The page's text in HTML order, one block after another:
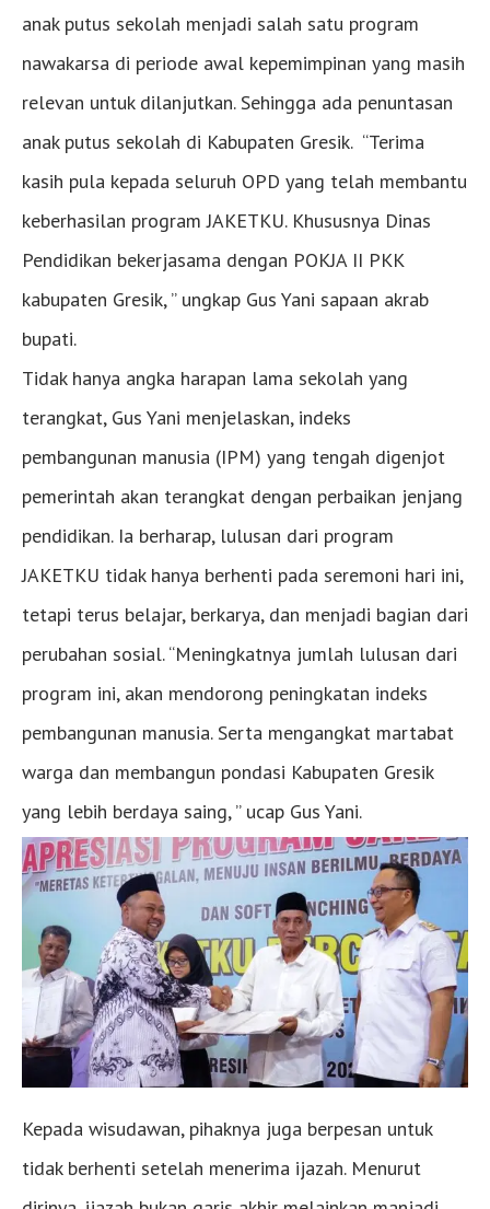
anak putus sekolah menjadi salah satu program
nawakarsa di periode awal kepemimpinan yang masih
relevan untuk dilanjutkan. Sehingga ada penuntasan
anak putus sekolah di Kabupaten Gresik. “Terima
kasih pula kepada seluruh OPD yang telah membantu
keberhasilan program JAKETKU. Khususnya Dinas
Pendidikan bekerjasama dengan POKJA II PKK
kabupaten Gresik, ” ungkap Gus Yani sapaan akrab
bupati.
Tidak hanya angka harapan lama sekolah yang
terangkat, Gus Yani menjelaskan, indeks
pembangunan manusia (IPM) yang tengah digenjot
pemerintah akan terangkat dengan perbaikan jenjang
pendidikan. Ia berharap, lulusan dari program
JAKETKU tidak hanya berhenti pada seremoni hari ini,
tetapi terus belajar, berkarya, dan menjadi bagian dari
perubahan sosial. “Meningkatnya jumlah lulusan dari
program ini, akan mendorong peningkatan indeks
pembangunan manusia. Serta mengangkat martabat
warga dan membangun pondasi Kabupaten Gresik
yang lebih berdaya saing, ” ucap Gus Yani.
Kepada wisudawan, pihaknya juga berpesan untuk
tidak berhenti setelah menerima ijazah. Menurut